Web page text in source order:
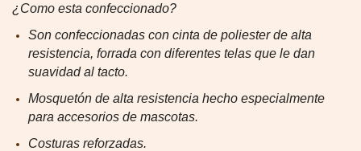
¿Como esta confeccionado?
Son confeccionadas con cinta de poliester de alta
resistencia, forrada con diferentes telas que le dan
suavidad al tacto.
Mosquetón de alta resistencia hecho especialmente
para accesorios de mascotas.
Costuras reforzadas.